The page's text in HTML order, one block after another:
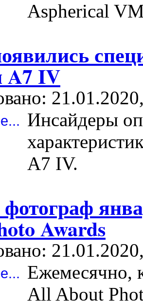
Aspherical
A7 IV
Инсайдеры
A7 IV.
Awards
Ежемесячно,
All About